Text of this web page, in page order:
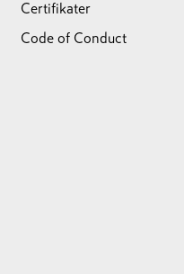
Certifikater
Code of Conduct